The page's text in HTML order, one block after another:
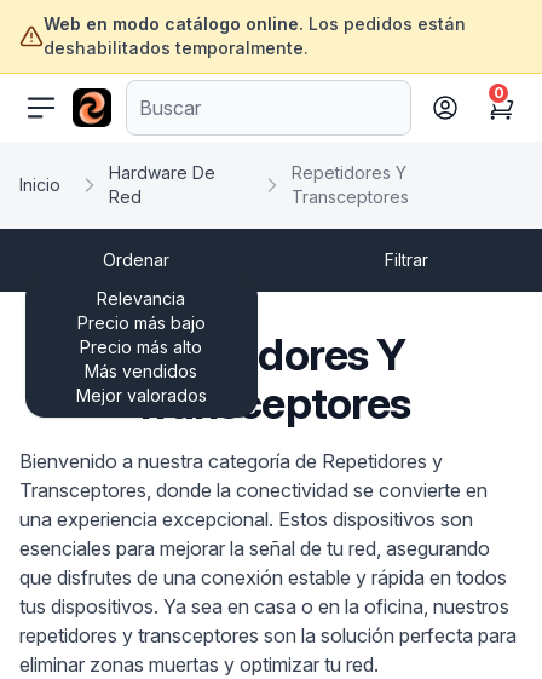
Web en modo catálogo online. Los pedidos están
deshabilitados temporalmente.
ofertasinformatica.com
Cart
0
Inicio
Hardware De
Red
Repetidores Y
Transceptores
Ordenar
Relevancia
Precio más bajo
Precio más alto
Más vendidos
Mejor valorados
Filtrar
Repetidores Y
Transceptores
Bienvenido a nuestra categoría de Repetidores y
Transceptores, donde la conectividad se convierte en
una experiencia excepcional. Estos dispositivos son
esenciales para mejorar la señal de tu red, asegurando
que disfrutes de una conexión estable y rápida en todos
tus dispositivos. Ya sea en casa o en la oficina, nuestros
repetidores y transceptores son la solución perfecta para
eliminar zonas muertas y optimizar tu red.